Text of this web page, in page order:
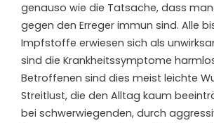
genauso wie die Tatsache, dass
gegen den Erreger immun sind. Alle
Impfstoffe erwiesen sich als
sind die Krankheitssymptome
Betroffenen sind dies meist leichte
Streitlust, die den Alltag kaum
bei schwerwiegenden, durch